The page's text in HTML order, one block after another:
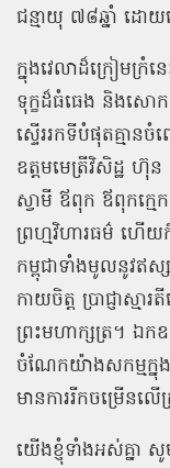
ជន្មាយុ ៧៨ឆ្នាំ ដោយ
ក្នុងវេលាដ៏ក្រៀមក្រំ
ទុក្ខដ៏ធំធេង និងសោ
ស្ទើររកទីបំផុតគ្មាន
ឧត្តមមេត្រីវិសិដ្ឋ ហ៊ុ
ស្វាមី ឪពុក ឪពុកក្ម
ព្រហ្មវិហារធម៌ ហើយ
កម្ពុជាទាំងមូលនូវឥស្
កាយចិត្ត ប្រាជ្ញាស្ម
ព្រះមហាក្សត្រ។ ឯកឧ
ចំណែកយ៉ាងសកម្មក្នុង
មានការរីកចម្រើនល
យើងខ្ញុំទាំងអស់គ្នា